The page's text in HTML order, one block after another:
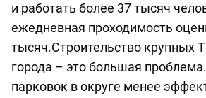
и работать более 37 тысяч
ежедневная проходимость
тысяч.Строительство крупных
города – это большая
парковок в округе менее